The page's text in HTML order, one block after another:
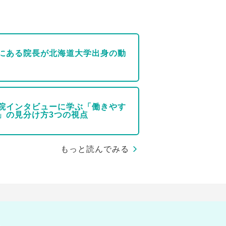
ある院長が北海道大学出身の動
インタビューに学ぶ「働きやす
の見分け方3つの視点
もっと読んでみる